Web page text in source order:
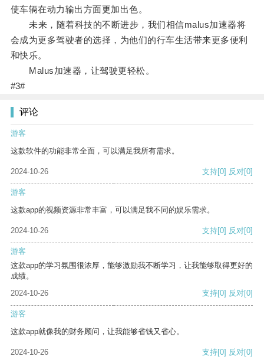
使车辆在动力输出方面更加出色。
未来，随着科技的不断进步，我们相信malus加速器将
会成为更多驾驶者的选择，为他们的行车生活带来更多便利
和快乐。
Malus加速器，让驾驶更轻松。
#3#
评论
游客
这款软件的功能非常全面，可以满足我所有需求。
2024-10-26 支持[0] 反对[0]
游客
这款app的视频资源非常丰富，可以满足我不同的娱乐需求。
2024-10-26 支持[0] 反对[0]
游客
这款app的学习氛围很浓厚，能够激励我不断学习，让我能够取得更好的
成绩。
2024-10-26
支持[0] 反对[0]
游客
这款app就像我的财务顾问，让我能够省钱又省心。
2024-10-26 支持[0] 反对[0]